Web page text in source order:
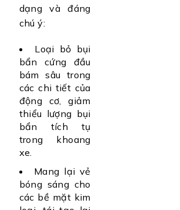
dạng và đáng
chú ý:
Loại bỏ bụi
bẩn cứng đầu
bám sâu trong
các chi tiết của
động cơ, giảm
thiểu lượng bụi
bẩn tích tụ
trong khoang
xe.
Mang lại vẻ
bóng sáng cho
các bề mặt kim